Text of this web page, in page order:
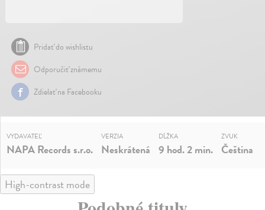
Pridať do wishlistu
Odporučiť známemu
Zdielať na Facebooku
VYDAVATEĽ
NAPA Records s.r.o.
VERZIA
Neskrátená
DĹŽKA
9 hod. 2 min.
ZVUK
Čeština
High-contrast mode